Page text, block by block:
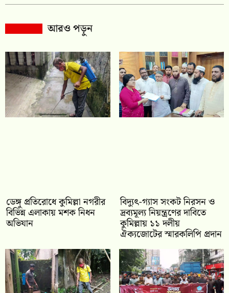
আরও পড়ুন
ডেঙ্গু প্রতিরোধে কুমিল্লা নগরীর
বিভিন্ন এলাকায় মশক নিধন
অভিযান
‎বিদ্যুৎ-গ্যাস সংকট নিরসন ও
দ্রব্যমূল্য নিয়ন্ত্রণের দাবিতে
কুমিল্লায় ১১ দলীয়
ঐক‍্যজোটের স্মারকলিপি প্রদান